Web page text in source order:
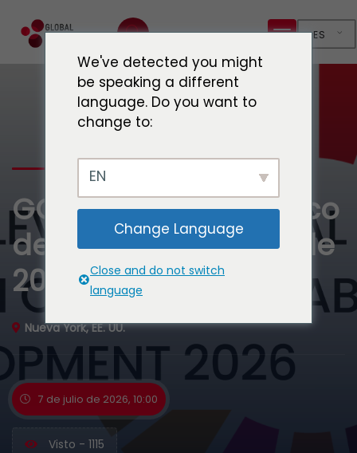
ES
GCH en el Foro Político
de Alto Nivel (HLPF) de
2026
Nueva York, EE. UU.
7 de julio de 2026, 10:00
Visto - 1115
We've detected you might
be speaking a different
language. Do you want to
change to:
EN
Change Language
Close and do not switch
language